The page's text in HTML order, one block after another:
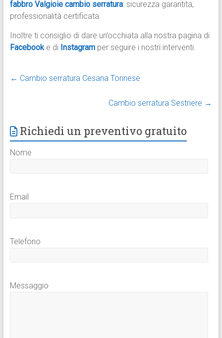
fabbro Valgioie cambio serratura: sicurezza garantita,
professionalità certificata.
Inoltre ti consiglio di dare un’occhiata alla nostra pagina di
Facebook e di Instagram per seguire i nostri interventi.
← Cambio serratura Cesana Torinese
Cambio serratura Sestriere →
Richiedi un preventivo gratuito
Nome
Email
Telefono
Messaggio